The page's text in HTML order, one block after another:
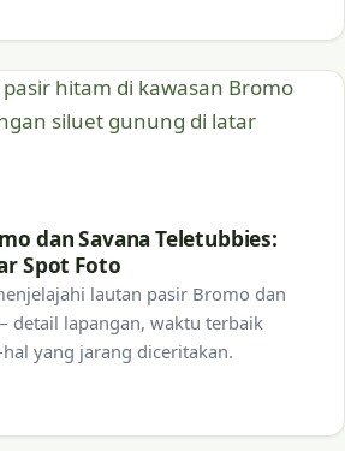
dan Savana Teletubbies:
Spot Foto
lautan pasir Bromo dan
detail lapangan, waktu terbaik
yang jarang diceritakan.